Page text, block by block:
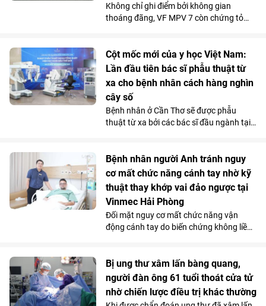
Không chỉ ghi điểm bởi không gian
thoáng đãng, VF MPV 7 còn chứng tỏ
Chi phí sử dụng tiết kiệm và những ưu
đãi hấp dẫn càng khiến mẫu MPV điện 7
chỗ tăng sức hút trong tháng 7.
Cột mốc mới của y học Việt Nam:
Lần đầu tiên bác sĩ phẫu thuật từ
xa cho bệnh nhân cách hàng nghìn
cây số
Bệnh nhân ở Cần Thơ sẽ được phẫu
thuật từ xa bởi các bác sĩ đầu ngành tại
Việt Nam. Bước đi chiến lược này của
Vinmec đã chính thức hiện thực hóa mô
hình “y tế không khoảng cách” ở nước ta.
Bệnh nhân người Anh tránh nguy
cơ mất chức năng cánh tay nhờ kỹ
thuật thay khớp vai đảo ngược tại
Vinmec Hải Phòng
Đối mặt nguy cơ mất chức năng vận
động cánh tay do biến chứng không liền
người Anh đã được điều trị thành công
bằng kỹ thuật thay khớp vai đảo ngược
(Reverse Shoulder Arthroplasty) - kỹ
thuật lần đầu tiên được triển khai tại
Bị ung thư xâm lấn bàng quang,
người đàn ông 61 tuổi thoát cửa tử
nhờ chiến lược điều trị khác thường